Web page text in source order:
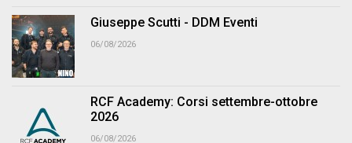
Giuseppe Scutti - DDM Eventi
06/08/2026
RCF Academy: Corsi settembre-ottobre
2026
06/08/2026